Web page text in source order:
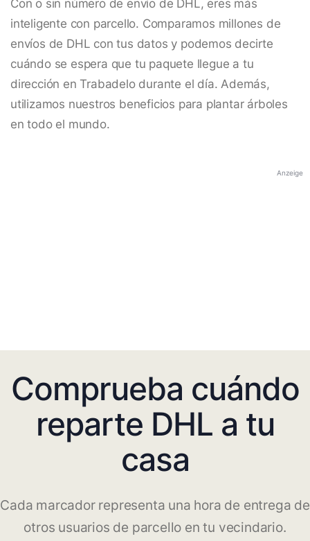
Con o sin número de envío de DHL, eres más
inteligente con parcello. Comparamos millones de
envíos de DHL con tus datos y podemos decirte
cuándo se espera que tu paquete llegue a tu
dirección en Trabadelo durante el día. Además,
utilizamos nuestros beneficios para plantar árboles
en todo el mundo.
Anzeige
Comprueba cuándo
reparte DHL a tu
casa
Cada marcador representa una hora de entrega de
otros usuarios de parcello en tu vecindario.